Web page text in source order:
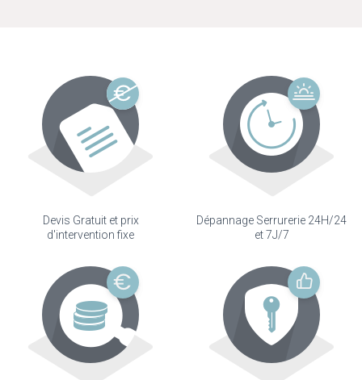
Devis Gratuit et prix
d'intervention fixe
Dépannage Serrurerie 24H/24
et 7J/7